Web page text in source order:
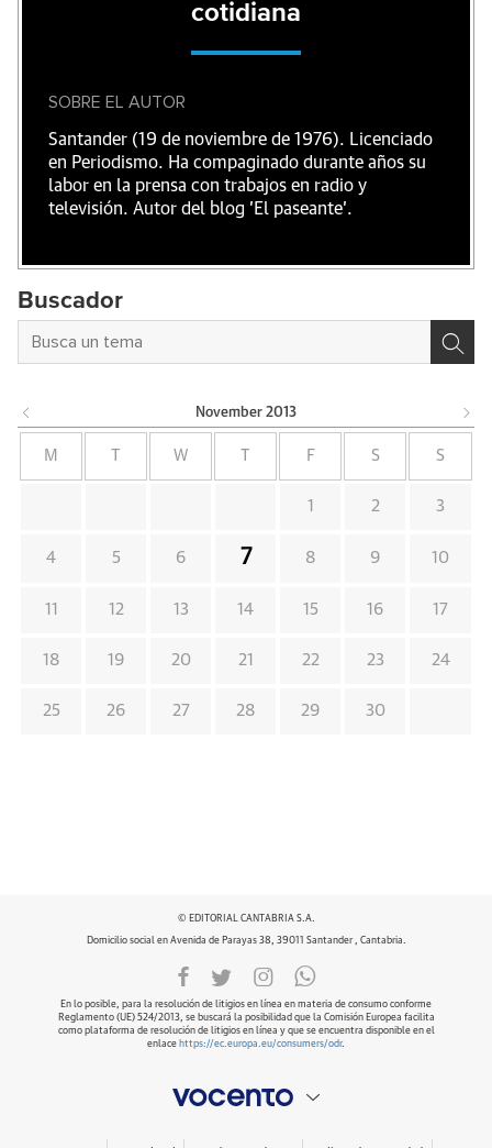
cotidiana
SOBRE EL AUTOR
Santander (19 de noviembre de 1976). Licenciado
en Periodismo. Ha compaginado durante años su
labor en la prensa con trabajos en radio y
televisión. Autor del blog 'El paseante'.
Buscador
November 2013
M W F S S
1 2 3
4 5 6 7 8 9 10
11 12 13 14 15 16 17
18 19 20 21 22 23 24
25 26 27 28 29 30
© EDITORIAL CANTABRIA S.A.
Domicilio social en Avenida de Parayas 38, 39011 Santander , Cantabria.
En lo posible, para la resolución de litigios en línea en materia de consumo conforme
Reglamento (UE) 524/2013, se buscará la posibilidad que la Comisión Europea facilita
como plataforma de resolución de litigios en línea y que se encuentra disponible en el
enlace https://ec.europa.eu/consumers/odr.